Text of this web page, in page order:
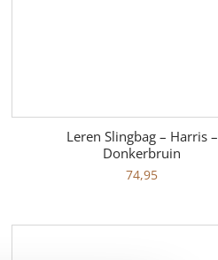
Leren Slingbag – Harris –
Donkerbruin
74,95